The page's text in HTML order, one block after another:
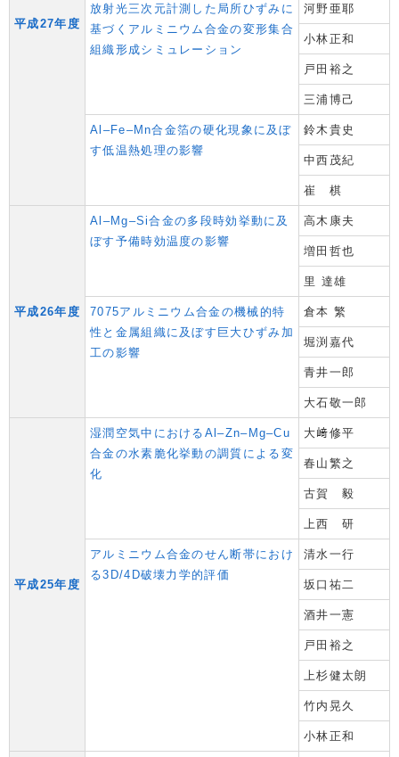
平成27年度
放射光三次元計測した局所ひずみに
基づくアルミニウム合金の変形集合
組織形成シミュレーション
河野亜耶
小林正和
戸田裕之
三浦博己
Al–Fe–Mn合金箔の硬化現象に及ぼ
す低温熱処理の影響
鈴木貴史
中西茂紀
崔 棋
平成26年度
Al–Mg–Si合金の多段時効挙動に及
ぼす予備時効温度の影響
高木康夫
増田哲也
里 達雄
7075アルミニウム合金の機械的特
性と金属組織に及ぼす巨大ひずみ加
工の影響
倉本 繁
堀渕嘉代
青井一郎
大石敬一郎
平成25年度
湿潤空気中におけるAl–Zn–Mg–Cu
合金の水素脆化挙動の調質による変
化
大﨑修平
春山繁之
古賀 毅
上西 研
アルミニウム合金のせん断帯におけ
る3D/4D破壊力学的評価
清水一行
坂口祐二
酒井一憲
戸田裕之
上杉健太朗
竹内晃久
小林正和